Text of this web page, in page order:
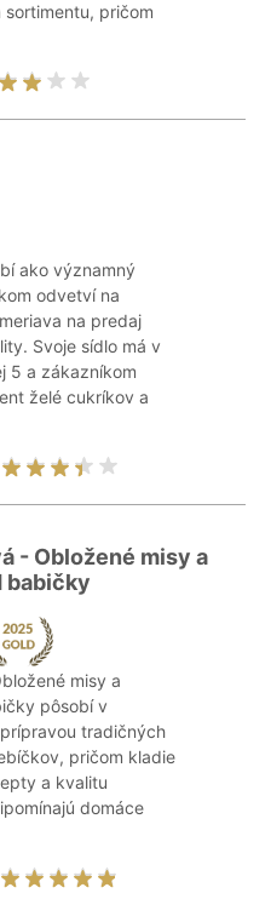
pričom
ako významný
odvetví na
na predaj
Svoje sídlo má v
5 a zákazníkom
želé cukríkov a
- Obložené misy a
babičky
misy a
pôsobí v
tradičných
pričom kladie
a kvalitu
domáce